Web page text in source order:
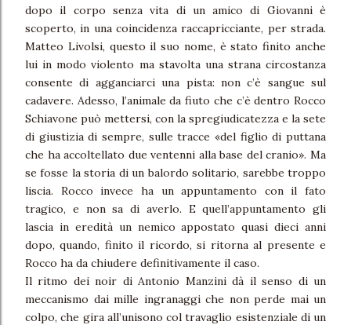
dopo il corpo senza vita di un amico di Giovanni è
scoperto, in una coincidenza raccapricciante, per strada.
Matteo Livolsi, questo il suo nome, è stato finito anche
lui in modo violento ma stavolta una strana circostanza
consente di agganciarci una pista: non c’è sangue sul
cadavere. Adesso, l’animale da fiuto che c’è dentro Rocco
Schiavone può mettersi, con la spregiudicatezza e la sete
di giustizia di sempre, sulle tracce «del figlio di puttana
che ha accoltellato due ventenni alla base del cranio». Ma
se fosse la storia di un balordo solitario, sarebbe troppo
liscia. Rocco invece ha un appuntamento con il fato
tragico, e non sa di averlo. E quell’appuntamento gli
lascia in eredità un nemico appostato quasi dieci anni
dopo, quando, finito il ricordo, si ritorna al presente e
Rocco ha da chiudere definitivamente il caso.
Il ritmo dei noir di Antonio Manzini dà il senso di un
meccanismo dai mille ingranaggi che non perde mai un
colpo, che gira all’unisono col travaglio esistenziale di un